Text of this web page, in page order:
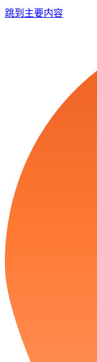
跳到主要内容